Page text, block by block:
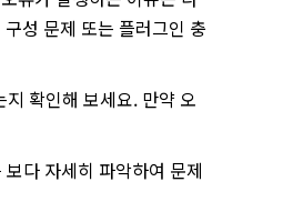
성 문제 또는 플러그인 충
확인해 보세요. 만약 오
다 자세히 파악하여 문제